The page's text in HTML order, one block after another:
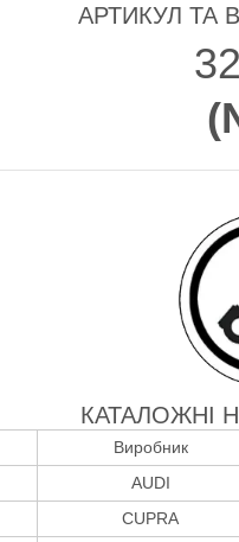
АРТИКУЛ ТА
(
КАТАЛОЖНІ
Виробник
AUDI
CUPRA